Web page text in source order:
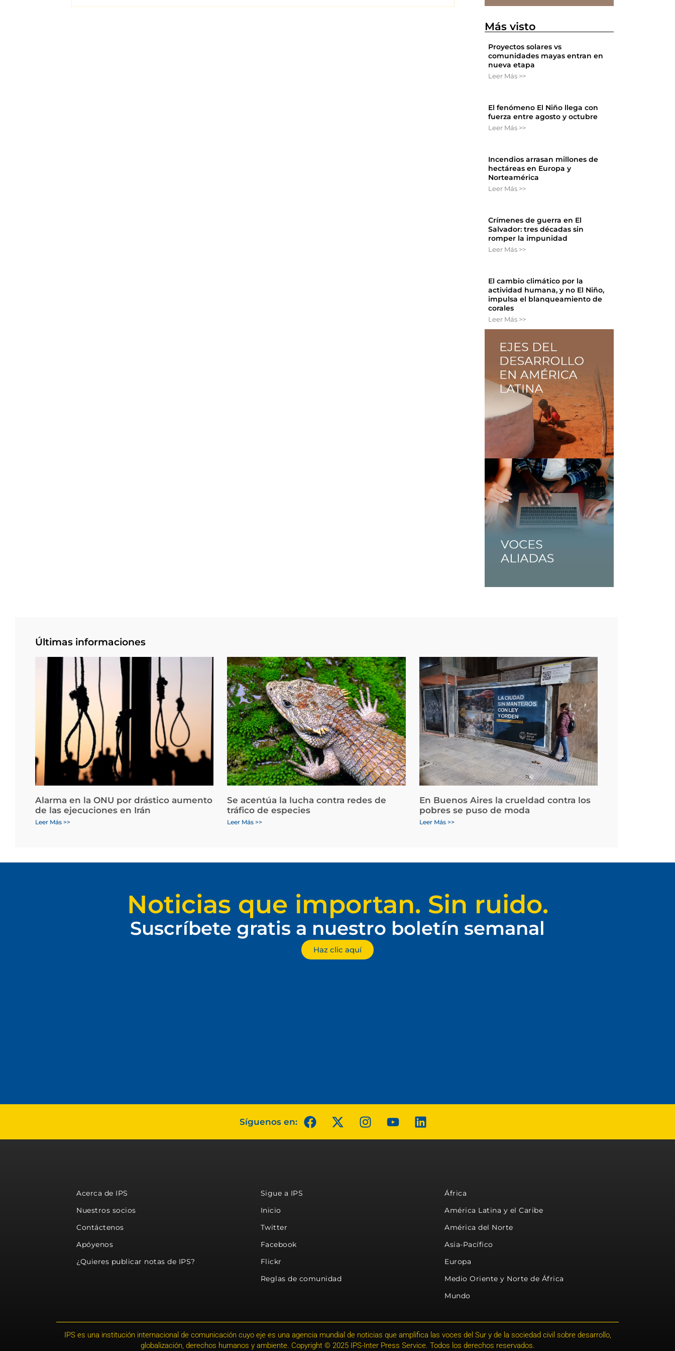
Más visto
Proyectos solares vs
comunidades mayas entran en
nueva etapa
Leer Más >>
El fenómeno El Niño llega con
fuerza entre agosto y octubre
Leer Más >>
Incendios arrasan millones de
hectáreas en Europa y
Norteamérica
Leer Más >>
Crímenes de guerra en El
Salvador: tres décadas sin
romper la impunidad
Leer Más >>
El cambio climático por la
actividad humana, y no El Niño,
impulsa el blanqueamiento de
corales
Leer Más >>
Últimas informaciones
Alarma en la ONU por drástico aumento
de las ejecuciones en Irán
Leer Más >>
Se acentúa la lucha contra redes de
tráfico de especies
Leer Más >>
En Buenos Aires la crueldad contra los
pobres se puso de moda
Leer Más >>
Noticias que importan. Sin ruido.
Suscríbete gratis a nuestro boletín semanal
Haz clic aquí
Síguenos en:
Acerca de IPS
Nuestros socios
Contáctenos
Apóyenos
¿Quieres publicar notas de IPS?
Sigue a IPS
Inicio
Twitter
Facebook
Flickr
Reglas de comunidad
África
América Latina y el Caribe
América del Norte
Asia-Pacífico
Europa
Medio Oriente y Norte de África
Mundo
IPS es una institución internacional de comunicación cuyo eje es una agencia mundial de noticias que amplifica las voces del Sur y de la sociedad civil sobre desarrollo,
globalización, derechos humanos y ambiente. Copyright © 2025 IPS-Inter Press Service. Todos los derechos reservados.